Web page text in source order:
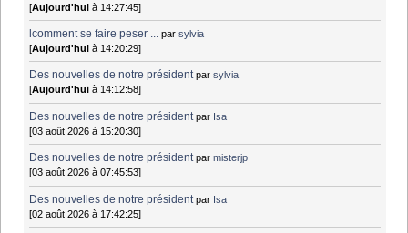
[Aujourd'hui à 14:27:45]
lcomment se faire peser ... parsylvia
[Aujourd'hui à 14:20:29]
Des nouvelles de notre président parsylvia
[Aujourd'hui à 14:12:58]
Des nouvelles de notre président par Isa
[03 août 2026 à 15:20:30]
Des nouvelles de notre président parmisterjp
[03 août 2026 à 07:45:53]
Des nouvelles de notre président par Isa
[02 août 2026 à 17:42:25]